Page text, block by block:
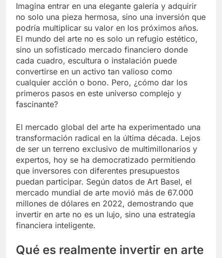
Imagina entrar en una elegante galería y adquirir
no solo una pieza hermosa, sino una inversión que
podría multiplicar su valor en los próximos años.
El mundo del arte no es solo un refugio estético,
sino un sofisticado mercado financiero donde
cada cuadro, escultura o instalación puede
convertirse en un activo tan valioso como
cualquier acción o bono. Pero, ¿cómo dar los
primeros pasos en este universo complejo y
fascinante?
El mercado global del arte ha experimentado una
transformación radical en la última década. Lejos
de ser un terreno exclusivo de multimillonarios y
expertos, hoy se ha democratizado permitiendo
que inversores con diferentes presupuestos
puedan participar. Según datos de Art Basel, el
mercado mundial de arte movió más de 67.000
millones de dólares en 2022, demostrando que
invertir en arte no es un lujo, sino una estrategia
financiera inteligente.
Qué es realmente invertir en arte